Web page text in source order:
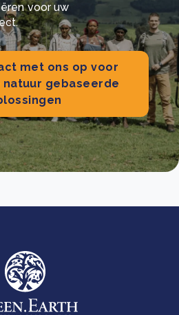
voor uw
met ons op voor
gebaseerde